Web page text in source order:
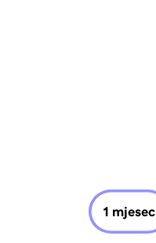
1 mjesec